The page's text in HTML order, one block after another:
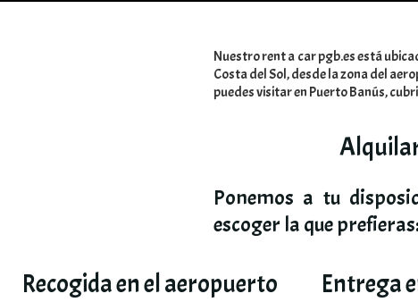
Nuestro rent a car pgb.es está
Costa del Sol, desde la zona del
puedes visitar en Puerto Banús,
Ponemos a tu
escoger la que prefieras:
Recogida en el aeropuerto Entrega